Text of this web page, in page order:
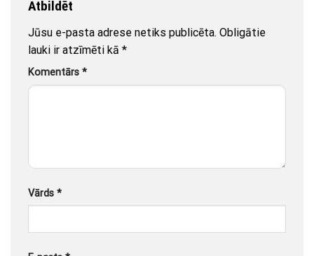
Atbildēt
Jūsu e-pasta adrese netiks publicēta. Obligātie
lauki ir atzīmēti kā *
Komentārs *
Vārds *